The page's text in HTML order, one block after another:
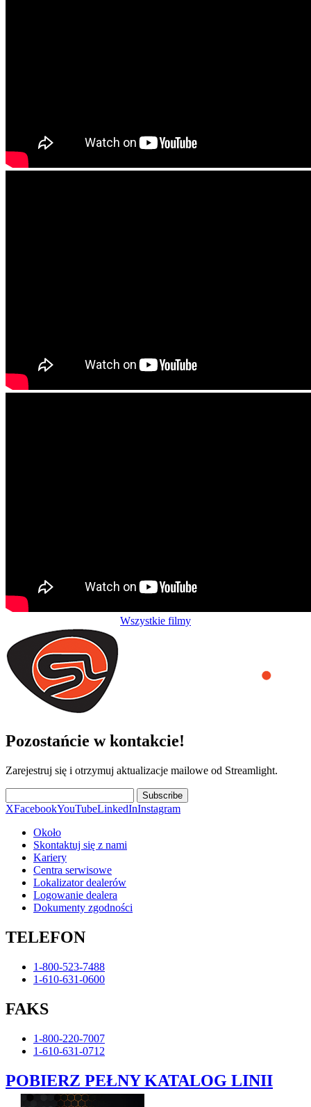
Wszystkie filmy
Pozostańcie w kontakcie!
Zarejestruj się i otrzymuj aktualizacje mailowe od Streamlight.
Subscribe
XFacebookYouTubeLinkedInInstagram
Około
Skontaktuj się z nami
Kariery
Centra serwisowe
Lokalizator dealerów
Logowanie dealera
Dokumenty zgodności
TELEFON
1-800-523-7488
1-610-631-0600
FAKS
1-800-220-7007
1-610-631-0712
POBIERZ PEŁNY KATALOG LINII